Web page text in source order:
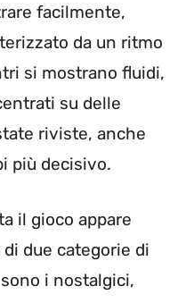
facilmente,
da un ritmo
si mostrano fluidi,
su delle
riviste, anche
più decisivo.
il gioco appare
due categorie di
i nostalgici,